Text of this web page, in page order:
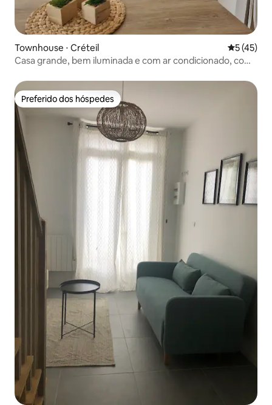
Townhouse ⋅ Créteil 5 de uma
5 (45)
Casa grande, bem iluminada e com ar condicionado, com
Preferido dos hóspedes
Preferido dos hóspedes